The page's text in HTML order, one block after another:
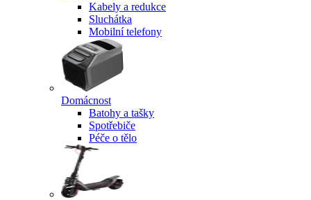
Kabely a redukce
Sluchátka
Mobilní telefony
Domácnost
Batohy a tašky
Spotřebiče
Péče o tělo